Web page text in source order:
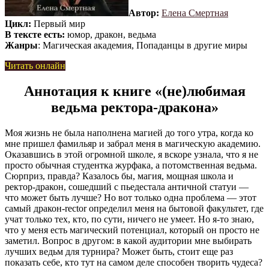
Автор: Елена Смертная
Цикл: Первый мир
В тексте есть: юмор, дракон, ведьма
Жанры: Магическая академия, Попаданцы в другие миры
Читать онлайн
Аннотация к книге «(не)любимая
ведьма ректора-дракона»
Моя жизнь не была наполнена магией до того утра, когда ко
мне пришел фамильяр и забрал меня в магическую академию.
Оказавшись в этой огромной школе, я вскоре узнала, что я не
просто обычная студентка журфака, а потомственная ведьма.
Сюрприз, правда? Казалось бы, магия, мощная школа и
ректор-дракон, сошедший с пьедестала античной статуи —
что может быть лучше? Но вот только одна проблема — этот
самый дракон-rector определил меня на бытовой факультет, где
учат только тех, кто, по сути, ничего не умеет. Но я-то знаю,
что у меня есть магический потенциал, который он просто не
заметил. Вопрос в другом: в какой аудитории мне выбирать
лучших ведьм для турнира? Может быть, стоит еще раз
показать себе, кто тут на самом деле способен творить чудеса?